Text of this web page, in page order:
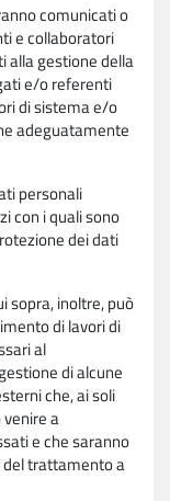
comunicati o
e collaboratori
alla gestione della
e/o referenti
di sistema e/o
adeguatamente
personali
con i quali sono
dei dati
sopra, inoltre, può
di lavori di
al
di alcune
che, ai soli
a
e che saranno
trattamento a